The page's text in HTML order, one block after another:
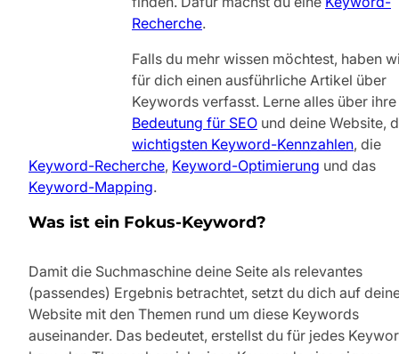
Recherche.
Falls du mehr wissen möchtest, haben
für dich einen ausführliche Artikel über
Keywords verfasst. Lerne alles über ihre
Bedeutung für SEO und deine Website,
wichtigsten Keyword-Kennzahlen, die
Keyword-Recherche, Keyword-Optimierung und das
Keyword-Mapping.
Was ist ein Fokus-Keyword?
Damit die Suchmaschine deine Seite als relevantes
(passendes) Ergebnis betrachtet, setzt du dich auf
Website mit den Themen rund um diese Keywords
auseinander. Das bedeutet, erstellst du für jedes